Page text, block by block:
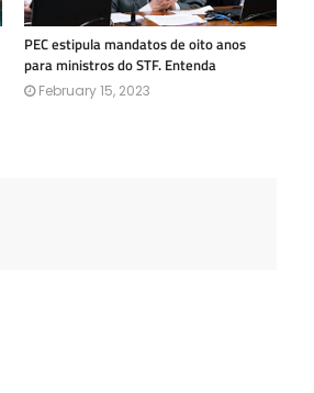
PEC estipula mandatos de oito anos
para ministros do STF. Entenda
February 15, 2023